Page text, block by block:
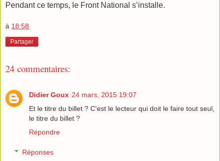
Pendant ce temps, le Front National s’installe.
à 18:58
Partager
24 commentaires:
Didier Goux 24 mars, 2015 19:07
Et le titre du billet ? C'est le lecteur qui doit le faire tout seul,
le titre du billet ?
Répondre
Réponses